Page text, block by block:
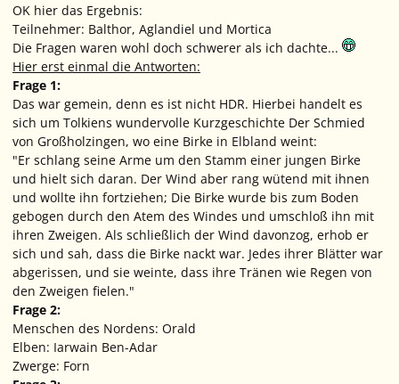
OK hier das Ergebnis:
Teilnehmer: Balthor, Aglandiel und Mortica
Die Fragen waren wohl doch schwerer als ich dachte...
Hier erst einmal die Antworten:
Frage 1:
Das war gemein, denn es ist nicht HDR. Hierbei handelt es
sich um Tolkiens wundervolle Kurzgeschichte Der Schmied
von Großholzingen, wo eine Birke in Elbland weint:
"Er schlang seine Arme um den Stamm einer jungen Birke
und hielt sich daran. Der Wind aber rang wütend mit ihnen
und wollte ihn fortziehen; Die Birke wurde bis zum Boden
gebogen durch den Atem des Windes und umschloß ihn mit
ihren Zweigen. Als schließlich der Wind davonzog, erhob er
sich und sah, dass die Birke nackt war. Jedes ihrer Blätter war
abgerissen, und sie weinte, dass ihre Tränen wie Regen von
den Zweigen fielen."
Frage 2:
Menschen des Nordens: Orald
Elben: Iarwain Ben-Adar
Zwerge: Forn